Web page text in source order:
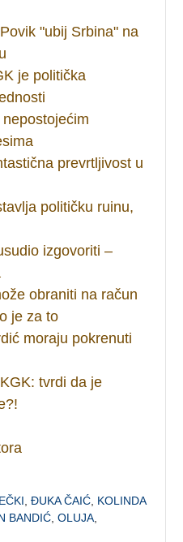
"ubij Srbina" na
je politička
prevrtljivost u
političku ruinu,
izgovoriti –
obraniti na račun
je za to
moraju pokrenuti
tvrdi da je
,ĐUKA ČAIĆ KOLINDA
BANDIĆ ,OLUJA